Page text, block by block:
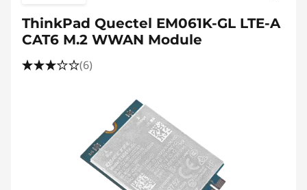
ThinkPad Quectel EM061K-GL LTE-A
CAT6 M.2 WWAN Module
(6)